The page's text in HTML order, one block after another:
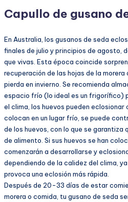
Capullo de gusano
En Australia, los gusanos de seda
finales de julio y principios de agosto,
que vivas. Esta época coincide
recuperación de las hojas de la
pierda en invierno. Se recomienda
espacio frío (lo ideal es un frigorífico)
el clima, los huevos pueden eclosionar
colocan en un lugar frío, se puede
de los huevos, con lo que se garantiza
de alimento. Si sus huevos se han
comenzarán a desarrollarse y
dependiendo de la calidez del clima,
provoca una eclosión más rápida.
Después de 20-33 días de estar
morera o comida, tu gusano de seda